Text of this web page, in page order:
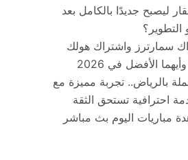
ليصبح جديدًا بالكامل بعد
التطوير؟
سمارترز واشتراك هولك
الأفضل في 2026
بالرياض.. تجربة مميزة مع
احترافية تستحق الثقة
مباريات اليوم بث مباشر